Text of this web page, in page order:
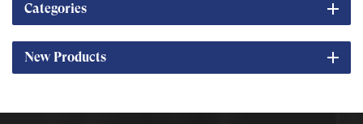
Categories
New Products